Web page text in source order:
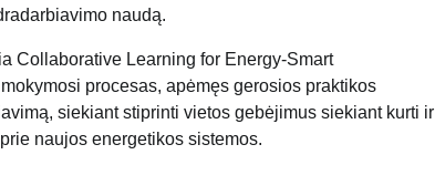
naudą.
Collaborative Learning for Energy-Smart
procesas, apėmęs gerosios praktikos
siekiant stiprinti vietos gebėjimus siekiant kurti ir
naujos energetikos sistemos.